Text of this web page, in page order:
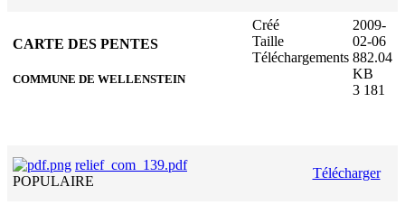
CARTE DES PENTES
COMMUNE DE WELLENSTEIN
Créé
Taille
Téléchargements
2009-
02-06
882.04
KB
3 181
relief_com_139.pdf
POPULAIRE
Télécharger